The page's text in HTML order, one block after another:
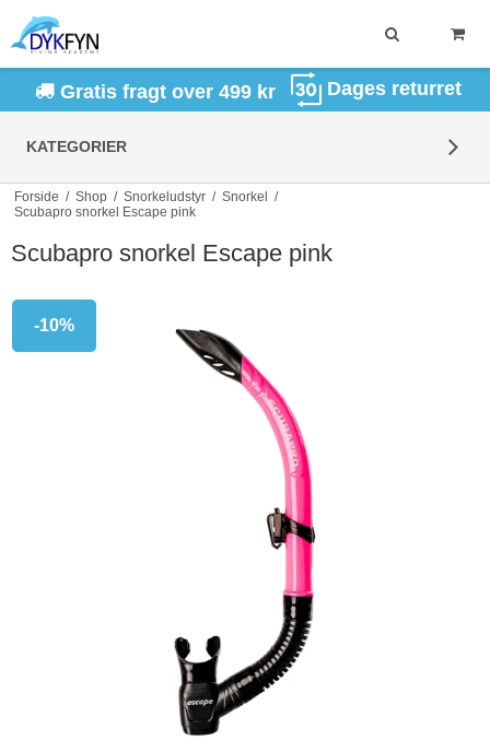
Gratis fragt over 499 kr Dages returret
KATEGORIER
Forside / Shop / Snorkeludstyr / Snorkel /
Scubapro snorkel Escape pink
Scubapro snorkel Escape pink
-10%